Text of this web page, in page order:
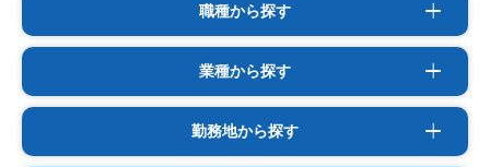
職種から探す
業種から探す
勤務地から探す